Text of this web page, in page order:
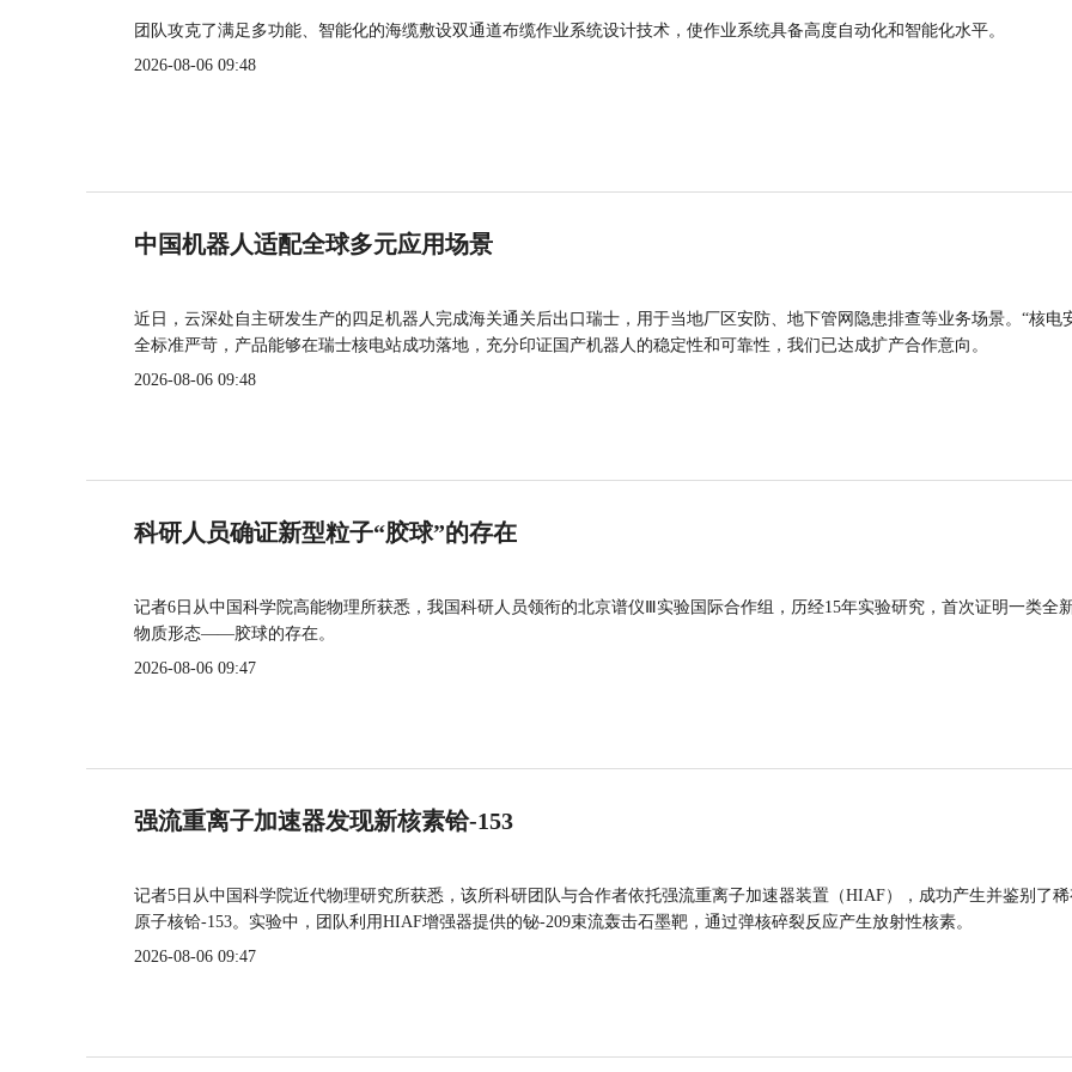
团队攻克了满足多功能、智能化的海缆敷设双通道布缆作业系统设计技术，使作业系统具备高度自动化和智能化水平。
2026-08-06 09:48
中国机器人适配全球多元应用场景
近日，云深处自主研发生产的四足机器人完成海关通关后出口瑞士，用于当地厂区安防、地下管网隐患排查等业务场景。“核电
全标准严苛，产品能够在瑞士核电站成功落地，充分印证国产机器人的稳定性和可靠性，我们已达成扩产合作意向。
2026-08-06 09:48
科研人员确证新型粒子“胶球”的存在
记者6日从中国科学院高能物理所获悉，我国科研人员领衔的北京谱仪Ⅲ实验国际合作组，历经15年实验研究，首次证明一类全
物质形态——胶球的存在。
2026-08-06 09:47
强流重离子加速器发现新核素铪-153
记者5日从中国科学院近代物理研究所获悉，该所科研团队与合作者依托强流重离子加速器装置（HIAF），成功产生并鉴别了
原子核铪-153。实验中，团队利用HIAF增强器提供的铋-209束流轰击石墨靶，通过弹核碎裂反应产生放射性核素。
2026-08-06 09:47